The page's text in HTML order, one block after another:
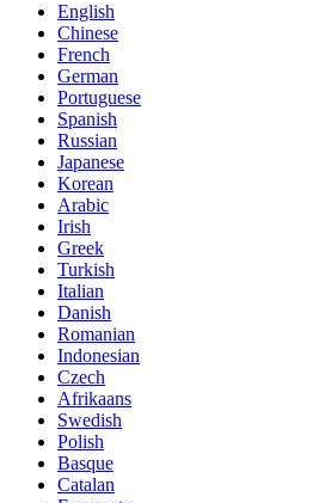
English
Chinese
French
German
Portuguese
Spanish
Russian
Japanese
Korean
Arabic
Irish
Greek
Turkish
Italian
Danish
Romanian
Indonesian
Czech
Afrikaans
Swedish
Polish
Basque
Catalan